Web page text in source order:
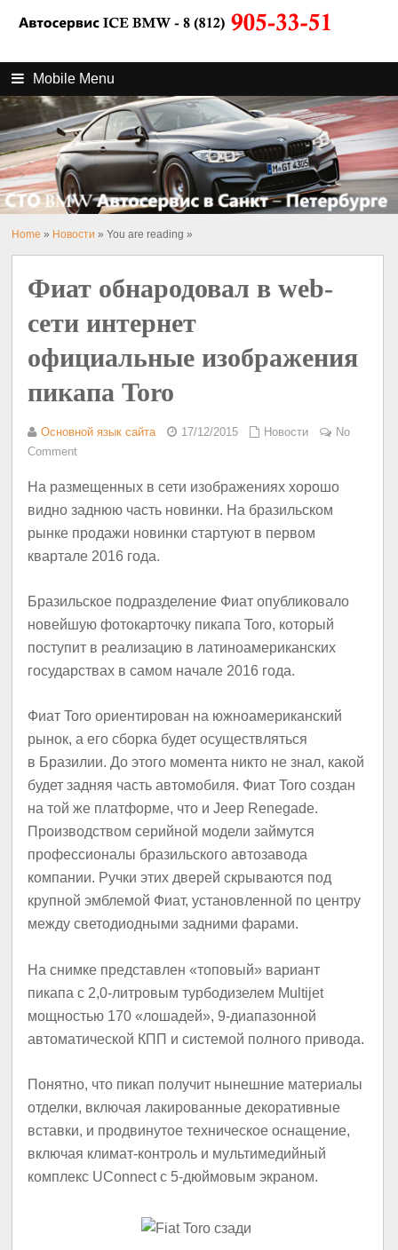
Mobile Menu
Home » Новости » You are reading »
Фиат обнародовал в web-
сети интернет
официальные изображения
пикапа Toro
Основной язык сайта 17/12/2015 Новости
No
Comment
На размещенных в сети изображениях хорошо
видно заднюю часть новинки. На бразильском
рынке продажи новинки стартуют в первом
квартале 2016 года.
Бразильское подразделение Фиат опубликовало
новейшую фотокарточку пикапа Toro, который
поступит в реализацию в латиноамериканских
государствах в самом начале 2016 года.
Фиат Toro ориентирован на южноамериканский
рынок, а его сборка будет осуществляться
в Бразилии. До этого момента никто не знал, какой
будет задняя часть автомобиля. Фиат Toro создан
на той же платформе, что и Jeep Renegade.
Производством серийной модели займутся
профессионалы бразильского автозавода
компании. Ручки этих дверей скрываются под
крупной эмблемой Фиат, установленной по центру
между светодиодными задними фарами.
На снимке представлен «топовый» вариант
пикапа с 2,0-литровым турбодизелем Multijet
мощностью 170 «лошадей», 9-диапазонной
автоматической КПП и системой полного привода.
Понятно, что пикап получит нынешние материалы
отделки, включая лакированные декоративные
вставки, и продвинутое техническое оснащение,
включая климат-контроль и мультимедийный
комплекс UConnect с 5-дюймовым экраном.